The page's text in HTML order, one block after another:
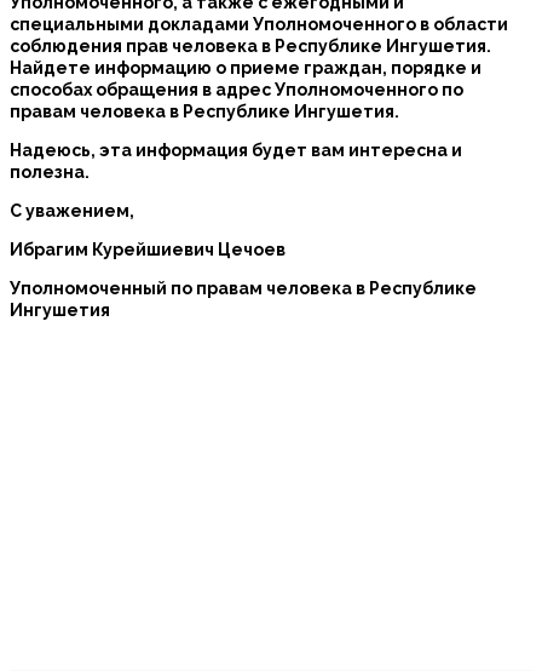
специальными докладами Уполномоченного в области
соблюдения прав человека в Республике Ингушетия.
Найдете информацию о приеме граждан, порядке и
способах обращения в адрес Уполномоченного по
правам человека в Республике Ингушетия.
Надеюсь, эта информация будет вам интересна и
полезна.
С уважением,
Ибрагим Курейшиевич Цечоев
Уполномоченный по правам человека в Республике
Ингушетия